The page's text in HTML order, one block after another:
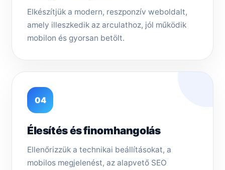
Elkészítjük a modern, reszponzív weboldalt,
amely illeszkedik az arculathoz, jól működik
mobilon és gyorsan betölt.
04
Élesítés és finomhangolás
Ellenőrizzük a technikai beállításokat, a
mobilos megjelenést, az alapvető SEO